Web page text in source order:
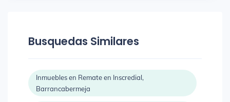
Busquedas Similares
Inmuebles en Remate en Inscredial,
Barrancabermeja